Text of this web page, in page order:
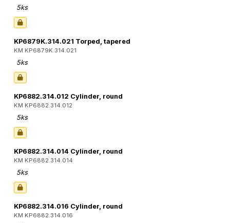
5ks
KP6879K.314.021 Torped, tapered
KM KP6879K.314.021
5ks
KP6882.314.012 Cylinder, round
KM KP6882.314.012
5ks
KP6882.314.014 Cylinder, round
KM KP6882.314.014
5ks
KP6882.314.016 Cylinder, round
KM KP6882.314.016